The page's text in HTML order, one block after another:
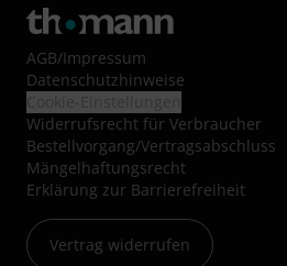
AGB/Impressum
Datenschutzhinweise
Widerrufsrecht für Verbraucher
Bestellvorgang/Vertragsabschluss
Mängelhaftungsrecht
Erklärung zur Barrierefreiheit
Vertrag widerrufen